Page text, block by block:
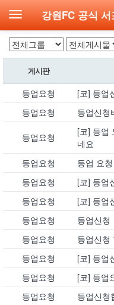
강원FC 공식
게시판
등업요청 [코] 등업
등업요청
등업신청
등업요청
[코] 등업
네요
등업요청 등업 요
등업요청
[코] 등업
등업요청
[코] 등업
등업요청
등업신청
등업요청
등업신청
등업요청
[코] 등업
등업요청
[코] 등업
등업요청
등업신청